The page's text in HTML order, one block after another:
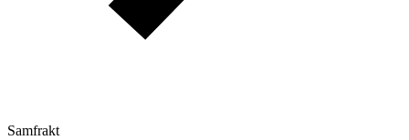
Samfrakt